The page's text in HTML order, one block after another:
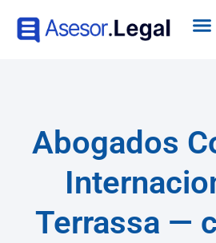
Abogados
Terrassa —